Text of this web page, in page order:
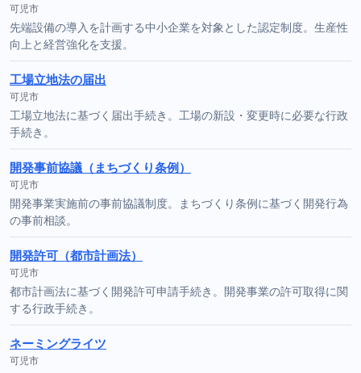
可児市
先端設備の導入を計画する中小企業を対象とした認定制度。生産性
向上と経営強化を支援。
工場立地法の届出
可児市
工場立地法に基づく届出手続き。工場の新設・変更時に必要な行政
手続き。
開発事前協議（まちづくり条例）
可児市
開発事業実施前の事前協議制度。まちづくり条例に基づく開発行為
の事前相談。
開発許可（都市計画法）
可児市
都市計画法に基づく開発許可申請手続き。開発事業の許可取得に関
する行政手続き。
ネーミングライツ
可児市